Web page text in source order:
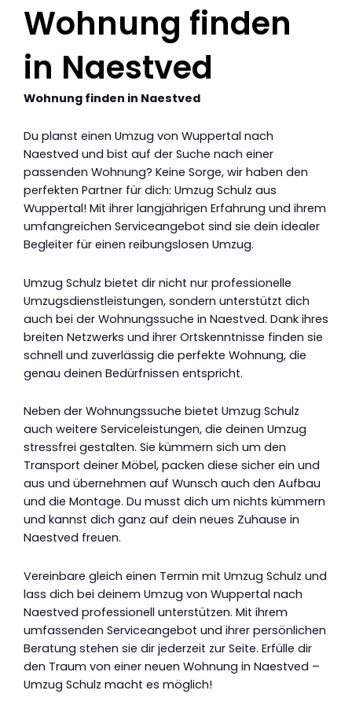
Wohnung finden
in Naestved
Wohnung finden in Naestved
Du planst einen Umzug von Wuppertal nach
Naestved und bist auf der Suche nach einer
passenden Wohnung? Keine Sorge, wir haben den
perfekten Partner für dich: Umzug Schulz aus
Wuppertal! Mit ihrer langjährigen Erfahrung und ihrem
umfangreichen Serviceangebot sind sie dein idealer
Begleiter für einen reibungslosen Umzug.
Umzug Schulz bietet dir nicht nur professionelle
Umzugsdienstleistungen, sondern unterstützt dich
auch bei der Wohnungssuche in Naestved. Dank ihres
breiten Netzwerks und ihrer Ortskenntnisse finden sie
schnell und zuverlässig die perfekte Wohnung, die
genau deinen Bedürfnissen entspricht.
Neben der Wohnungssuche bietet Umzug Schulz
auch weitere Serviceleistungen, die deinen Umzug
stressfrei gestalten. Sie kümmern sich um den
Transport deiner Möbel, packen diese sicher ein und
aus und übernehmen auf Wunsch auch den Aufbau
und die Montage. Du musst dich um nichts kümmern
und kannst dich ganz auf dein neues Zuhause in
Naestved freuen.
Vereinbare gleich einen Termin mit Umzug Schulz und
lass dich bei deinem Umzug von Wuppertal nach
Naestved professionell unterstützen. Mit ihrem
umfassenden Serviceangebot und ihrer persönlichen
Beratung stehen sie dir jederzeit zur Seite. Erfülle dir
den Traum von einer neuen Wohnung in Naestved –
Umzug Schulz macht es möglich!